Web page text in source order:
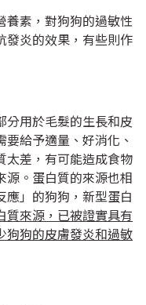
養素，對狗狗的過敏性
發炎的效果，有些則作
分用於毛髮的生長和皮
給予適量、好消化、
太差，有可能造成食物
源。蛋白質的來源也相
應」的狗狗，新型蛋白
質來源，已被證實具有
狗狗的皮膚發炎和過敏